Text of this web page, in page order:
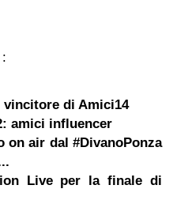
di Amici14
amici influencer
on air dal #DivanoPonza
Live per la finale di